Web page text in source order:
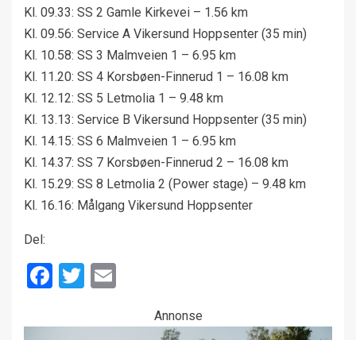
Kl. 09.33: SS 2 Gamle Kirkevei – 1.56 km
Kl. 09.56: Service A Vikersund Hoppsenter (35 min)
Kl. 10.58: SS 3 Malmveien 1 – 6.95 km
Kl. 11.20: SS 4 Korsbøen-Finnerud 1 – 16.08 km
Kl. 12.12: SS 5 Letmolia 1 – 9.48 km
Kl. 13.13: Service B Vikersund Hoppsenter (35 min)
Kl. 14.15: SS 6 Malmveien 1 – 6.95 km
Kl. 14.37: SS 7 Korsbøen-Finnerud 2 – 16.08 km
Kl. 15.29: SS 8 Letmolia 2 (Power stage) – 9.48 km
Kl. 16.16: Målgang Vikersund Hoppsenter
Del:
Facebook
Twitter
Annonse